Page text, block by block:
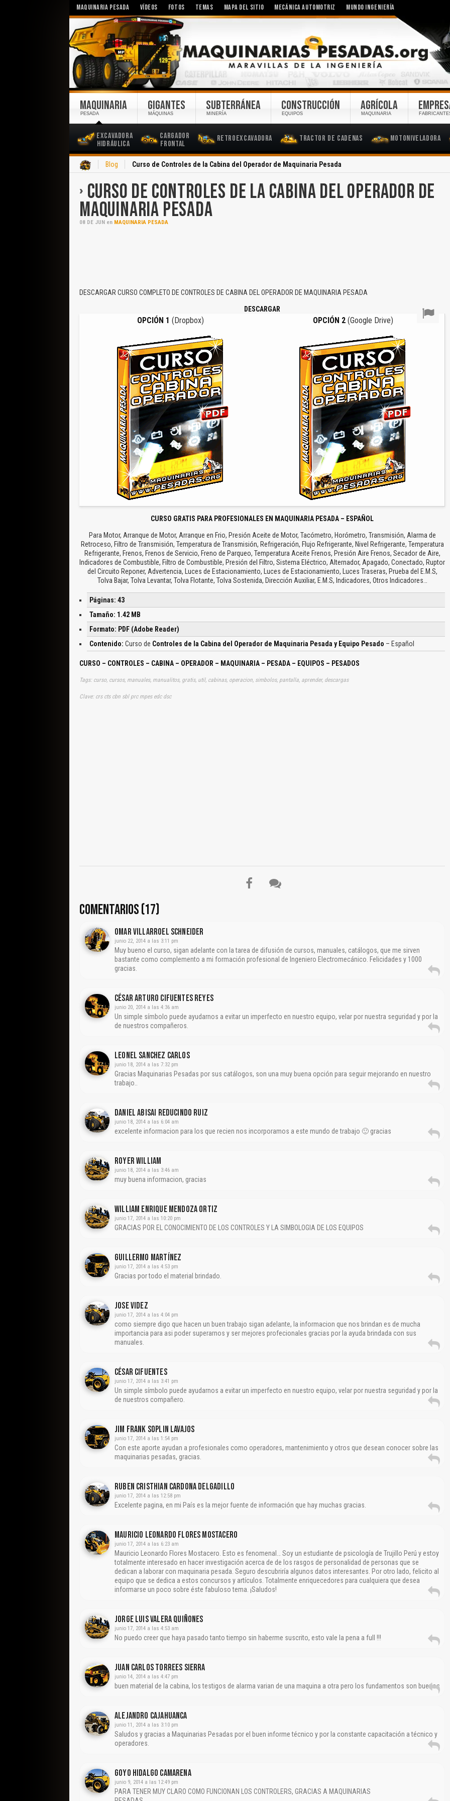
MAQUINARIA PESADA VÍDEOS FOTOS TEMAS MAPA DEL SITIO MECÁNICA AUTOMOTRIZ MUNDO INGENIERÍA
MAQUINARIA
PESADA
Excavadora
Hidráulica
Cargador
Frontal
Retroexcavadora Tractor de Cadenas Motoniveladora
GIGANTES
MÁQUINAS
SUBTERRÁNEA
MINERÍA
CONSTRUCCIÓN
EQUIPOS
AGRÍCOLA
MAQUINARIA
Blog Curso de Controles de la Cabina del Operador de Maquinaria Pesada
CURSO DE CONTROLES DE LA CABINA DEL OPERADOR DE
MAQUINARIA PESADA
08 DE JUN en MAQUINARIA PESADA
DESCARGAR CURSO COMPLETO DE CONTROLES DE CABINA DEL OPERADOR DE MAQUINARIA PESADA
DESCARGAR
OPCIÓN 1 (Dropbox) OPCIÓN 2 (Google Drive)
CURSO GRATIS PARA PROFESIONALES EN MAQUINARIA PESADA – ESPAÑOL
Para Motor, Arranque de Motor, Arranque en Frio, Presión Aceite de Motor, Tacómetro, Horómetro, Transmisión, Alarma de
Retroceso, Filtro de Transmisión, Temperatura de Transmisión, Refrigeración, Flujo Refrigerante, Nivel Refrigerante, Temperatura
Refrigerante, Frenos, Frenos de Servicio, Freno de Parqueo, Temperatura Aceite Frenos, Presión Aire Frenos, Secador de Aire,
Indicadores de Combustible, Filtro de Combustible, Presión del Filtro, Sistema Eléctrico, Alternador, Apagado, Conectado, Ruptor
del Circuito Reponer, Advertencia, Luces de Estacionamiento, Luces de Estacionamiento, Luces Traseras, Prueba del E.M.S,
Tolva Bajar, Tolva Levantar, Tolva Flotante, Tolva Sostenida, Dirección Auxiliar, E.M.S, Indicadores, Otros Indicadores…
Páginas: 43
Tamaño: 1.42 MB
Formato: PDF (Adobe Reader)
Contenido: Curso de Controles de la Cabina del Operador de Maquinaria Pesada y Equipo Pesado – Español
CURSO – CONTROLES – CABINA – OPERADOR – MAQUINARIA – PESADA – EQUIPOS – PESADOS
Tags: curso, cursos, manuales, manualitos, gratis, util, cabinas, operacion, simbolos, pantalla, aprender, descargas
Clave: crs cts cbn sbl prc mpes edc dsc
COMENTARIOS (17)
Omar Villarroel Schneider
junio 22, 2014 a las 3:11 pm
Muy bueno el curso, sigan adelante con la tarea de difusión de cursos, manuales, catálogos, que me sirven
bastante como complemento a mi formación profesional de Ingeniero Electromecánico. Felicidades y 1000
gracias.
César Arturo Cifuentes Reyes
junio 20, 2014 a las 4:36 am
Un simple símbolo puede ayudarnos a evitar un imperfecto en nuestro equipo, velar por nuestra seguridad y por la
de nuestros compañeros.
Leonel Sanchez Carlos
junio 18, 2014 a las 7:32 pm
Gracias Maquinarias Pesadas por sus catálogos, son una muy buena opción para seguir mejorando en nuestro
trabajo..
Daniel Abisai Reducindo Ruiz
junio 18, 2014 a las 6:04 am
excelente informacion para los que recien nos incorporamos a este mundo de trabajo 🙂 gracias
Royer William
junio 18, 2014 a las 3:46 am
muy buena informacion, gracias
William Enrique Mendoza Ortiz
junio 17, 2014 a las 10:20 pm
GRACIAS POR EL CONOCIMIENTO DE LOS CONTROLES Y LA SIMBOLOGIA DE LOS EQUIPOS
Guillermo Martínez
junio 17, 2014 a las 4:53 pm
Gracias por todo el material brindado.
Jose Videz
junio 17, 2014 a las 4:04 pm
como siempre digo que hacen un buen trabajo sigan adelante, la informacion que nos brindan es de mucha
importancia para asi poder superarnos y ser mejores profecionales gracias por la ayuda brindada con sus
manuales.
César Cifuentes
junio 17, 2014 a las 3:41 pm
Un simple símbolo puede ayudarnos a evitar un imperfecto en nuestro equipo, velar por nuestra seguridad y por la
de nuestros compañero.
Jim Frank Soplin Lavajos
junio 17, 2014 a las 1:54 pm
Con este aporte ayudan a profesionales como operadores, mantenimiento y otros que desean conocer sobre las
maquinarias pesadas, gracias.
Ruben Cristhian Cardona Delgadillo
junio 17, 2014 a las 12:58 pm
Excelente pagina, en mi País es la mejor fuente de información que hay muchas gracias.
Mauricio Leonardo Flores Mostacero
junio 17, 2014 a las 6:23 am
Mauricio Leonardo Flores Mostacero. Esto es fenomenal… Soy un estudiante de psicología de Trujillo Perú y estoy
totalmente interesado en hacer investigación acerca de de los rasgos de personalidad de personas que se
dedican a laborar con maquinaria pesada. Seguro descubriría algunos datos interesantes. Por otro lado, felicito al
equipo que se dedica a estos concursos y artículos. Totalmente enriquecedores para cualquiera que desea
informarse un poco sobre éste fabuloso tema. ¡Saludos!
Jorge Luis Valera Quiñones
junio 17, 2014 a las 4:53 am
No puedo creer que haya pasado tanto tiempo sin haberme suscrito, esto vale la pena a full !!!
JUAN CARLOS TORREES SIERRA
junio 14, 2014 a las 4:47 pm
buen material de la cabina, los testigos de alarma varian de una maquina a otra pero los fundamentos son buenos
Alejandro Cajahuanca
junio 11, 2014 a las 3:10 pm
Saludos y gracias a Maquinarias Pesadas por el buen informe técnico y por la constante capacitación a técnico y
operadores.
Goyo Hidalgo Camarena
junio 9, 2014 a las 12:49 pm
PARA TENER MUY CLARO COMO FUNCIONAN LOS CONTROLERS, GRACIAS A MAQUINARIAS
El Título es incorrecto según el contenido.
Reportar otro tipo de error...